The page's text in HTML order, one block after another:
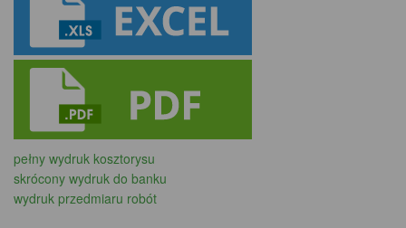
pełny wydruk kosztorysu
skrócony wydruk do banku
wydruk przedmiaru robót